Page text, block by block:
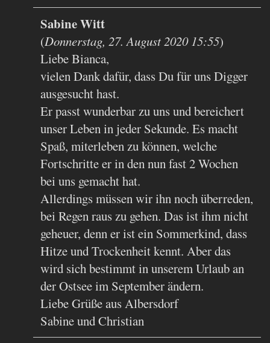
Sabine Witt
(Donnerstag, 27. August 2020 15:55)
Liebe Bianca,
vielen Dank dafür, dass Du für uns Digger
ausgesucht hast.
Er passt wunderbar zu uns und bereichert
unser Leben in jeder Sekunde. Es macht
Spaß, miterleben zu können, welche
Fortschritte er in den nun fast 2 Wochen
bei uns gemacht hat.
Allerdings müssen wir ihn noch überreden,
bei Regen raus zu gehen. Das ist ihm nicht
geheuer, denn er ist ein Sommerkind, dass
Hitze und Trockenheit kennt. Aber das
wird sich bestimmt in unserem Urlaub an
der Ostsee im September ändern.
Liebe Grüße aus Albersdorf
Sabine und Christian